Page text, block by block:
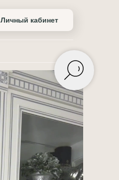
Личный кабинет